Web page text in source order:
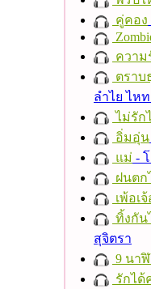
คู่คอง
ความ
ตราบ
ลำไย ไห
ไม่รัก
อิ่มอุ่น
แม่ -
ฝนตก
เพ้อเ
ทิ้งกัน
สุจิตรา
9 นา
รักได้